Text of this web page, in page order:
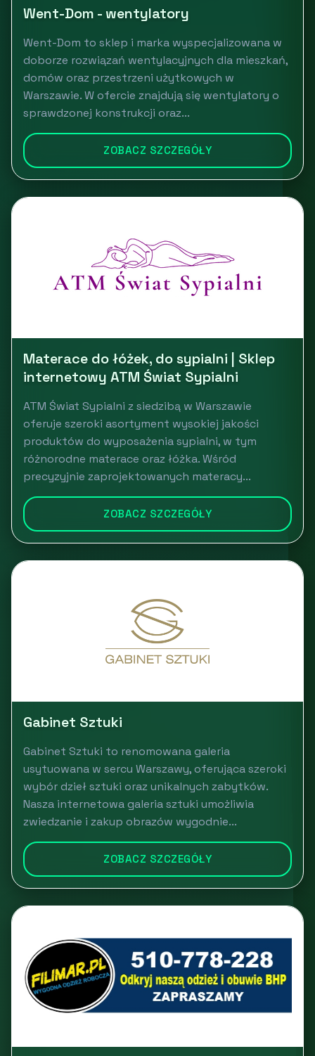
Went-Dom - wentylatory
Went-Dom to sklep i marka wyspecjalizowana w
doborze rozwiązań wentylacyjnych dla mieszkań,
domów oraz przestrzeni użytkowych w
Warszawie. W ofercie znajdują się wentylatory o
sprawdzonej konstrukcji oraz...
ZOBACZ SZCZEGÓŁY
Materace do łóżek, do sypialni | Sklep
internetowy ATM Świat Sypialni
ATM Świat Sypialni z siedzibą w Warszawie
oferuje szeroki asortyment wysokiej jakości
produktów do wyposażenia sypialni, w tym
różnorodne materace oraz łóżka. Wśród
precyzyjnie zaprojektowanych materacy...
ZOBACZ SZCZEGÓŁY
Gabinet Sztuki
Gabinet Sztuki to renomowana galeria
usytuowana w sercu Warszawy, oferująca szeroki
wybór dzieł sztuki oraz unikalnych zabytków.
Nasza internetowa galeria sztuki umożliwia
zwiedzanie i zakup obrazów wygodnie...
ZOBACZ SZCZEGÓŁY